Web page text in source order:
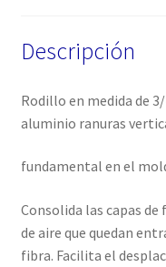
Descripción
Rodillo en medida de
aluminio ranuras
fundamental en el
Consolida las capas
de aire que quedan
fibra. Facilita el